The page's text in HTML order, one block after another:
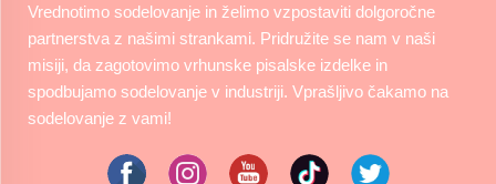
Vrednotimo sodelovanje in želimo vzpostaviti dolgoročne
partnerstva z našimi strankami. Pridružite se nam v naši
misiji, da zagotovimo vrhunske pisalske izdelke in
spodbujamo sodelovanje v industriji. Vprašljivo čakamo na
sodelovanje z vami!